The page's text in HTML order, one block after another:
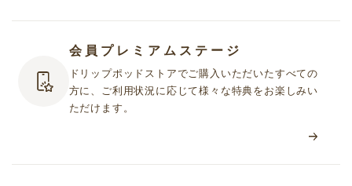
会員プレミアムステージ
ドリップポッドストアでご購入いただいたすべての
方に、ご利用状況に応じて様々な特典をお楽しみい
ただけます。